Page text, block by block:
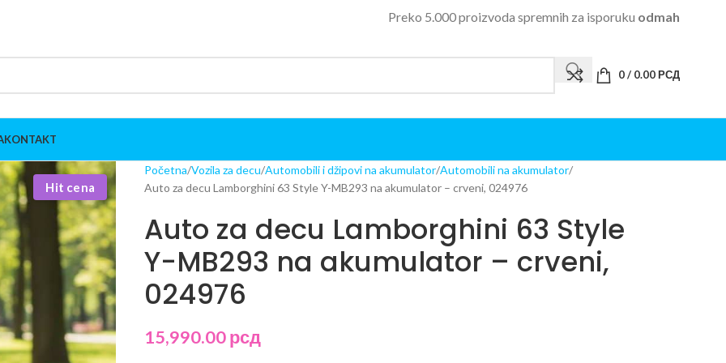
Preko 5.000 proizvoda spremnih za isporuku odmah
0/ 0.00РСД
KONTAKT
Hit cena
Početna Vozila za decu Automobili i džipovi na akumulator Automobili na akumulator
Auto za decu Lamborghini 63 Style Y-MB293 na akumulator – crveni, 024976
Auto za decu Lamborghini 63 Style
Y-MB293 na akumulator – crveni,
024976
15,990.00рсд